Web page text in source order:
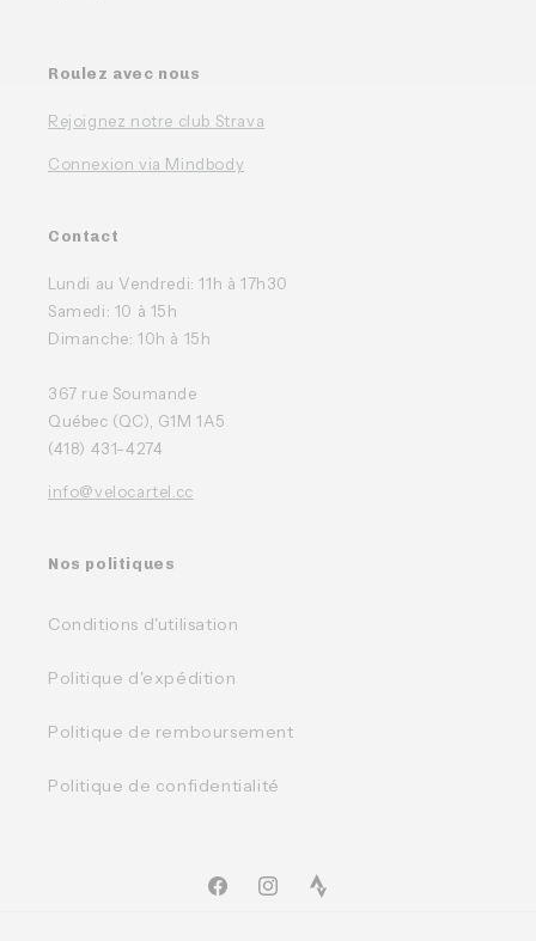
Roulez avec nous
Rejoignez notre club Strava
Connexion via Mindbody
Contact
Lundi au Vendredi: 11h à 17h30
Samedi: 10 à 15h
Dimanche: 10h à 15h
367 rue Soumande
Québec (QC), G1M 1A5
(418) 431-4274
info@velocartel.cc
Nos politiques
Conditions d'utilisation
Politique d'expédition
Politique de remboursement
Politique de confidentialité
FacebookInstagramTikTok